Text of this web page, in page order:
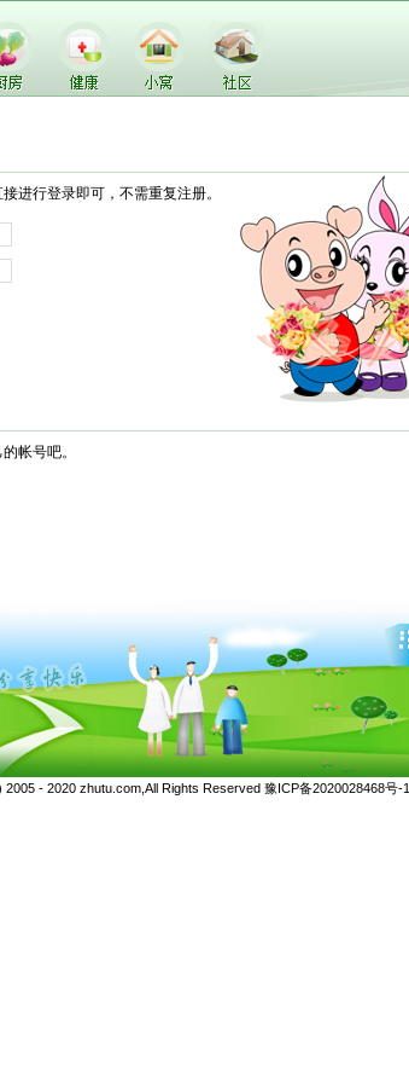
进行登录即可，不需重复注册。
帐号吧。
2005 - 2020 zhutu.com,All Rights Reserved 豫ICP备2020028468号-1